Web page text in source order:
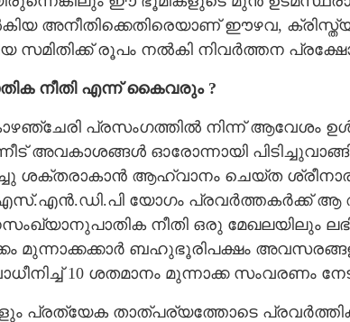
അനീതിക്കെതിരെയാണ് ഈഴവ,
സമിതിക്ക് രൂപം നൽകി നിവർത്തന
നീതി എന്ന് കൈവരും ?
പ്രസംഗത്തിൽ നിന്ന് ആവേശം
അവകാശങ്ങൾ ഓരോന്നായി
ശക്തരാകാൻ ആഹ്വാനം ചെയ്ത
എസ്.എൻ.ഡി.പി യോഗം പ്രവർത്തകർക്ക് ആ
നീതി ഒരു മേഖലയിലും
മുന്നാക്കക്കാർ ബഹുഭൂരിപക്ഷം
10 ശതമാനം മുന്നാക്ക സംവരണം
പ്രത്യേക താത്പര്യത്തോടെ